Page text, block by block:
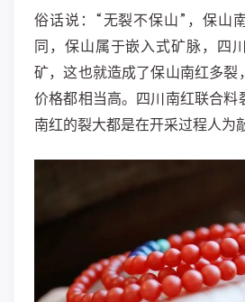
俗话说：“无裂不保山”，保山
同，保山属于嵌入式矿脉，四
矿，这也就造成了保山南红多裂
价格都相当高。四川南红联合料
南红的裂大都是在开采过程人为